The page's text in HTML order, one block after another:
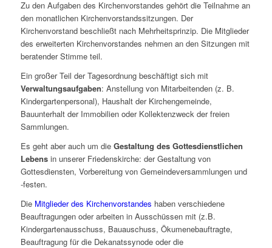
Zu den Aufgaben des Kirchenvorstandes gehört die Teilnahme an
den monatlichen Kirchenvorstandssitzungen. Der
Kirchenvorstand beschließt nach Mehrheitsprinzip. Die Mitglieder
des erweiterten Kirchenvorstandes nehmen an den Sitzungen mit
beratender Stimme teil.
Ein großer Teil der Tagesordnung beschäftigt sich mit
Verwaltungsaufgaben: Anstellung von Mitarbeitenden (z. B.
Kindergartenpersonal), Haushalt der Kirchengemeinde,
Bauunterhalt der Immobilien oder Kollektenzweck der freien
Sammlungen.
Es geht aber auch um die Gestaltung des Gottesdienstlichen
Lebens in unserer Friedenskirche: der Gestaltung von
Gottesdiensten, Vorbereitung von Gemeindeversammlungen und
-festen.
Die Mitglieder des Kirchenvorstandes haben verschiedene
Beauftragungen oder arbeiten in Ausschüssen mit (z.B.
Kindergartenausschuss, Bauauschuss, Ökumenebauftragte,
Beauftragung für die Dekanatssynode oder die